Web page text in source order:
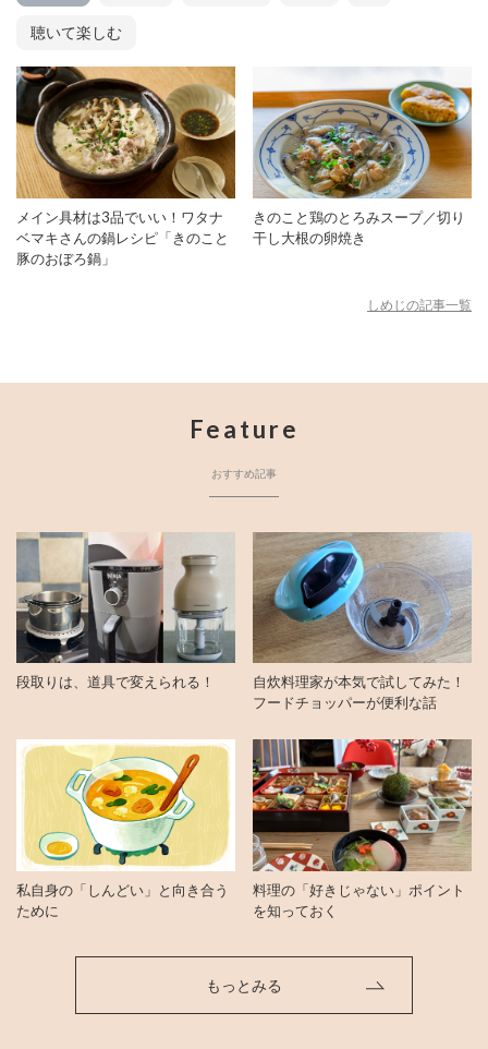
聴いて楽しむ
メイン具材は3品でいい！ワタナ
ベマキさんの鍋レシピ「きのこと
豚のおぼろ鍋」
きのこと鶏のとろみスープ／切り
干し大根の卵焼き
しめじの記事一覧
Feature
おすすめ記事
段取りは、道具で変えられる！
自炊料理家が本気で試してみた！
フードチョッパーが便利な話
私自身の「しんどい」と向き合う
ために
料理の「好きじゃない」ポイント
を知っておく
もっとみる